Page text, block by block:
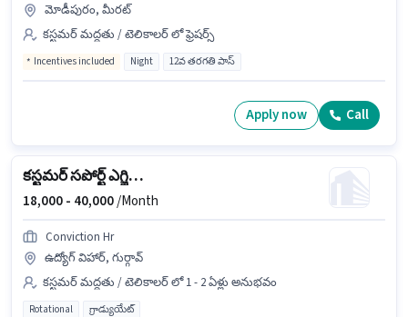
మోడీపురం, మీరట్
కస్టమర్ మద్దతు / టెలికాలర్ లో ఫ్రెషర్స్
Incentives included Night 12వ తరగతి పాస్
Apply now Call
కస్టమర్ సపోర్ట్ ఎగ్జిక్యూటివ్
18,000 - 40,000/Month
Conviction Hr
ఉద్యోగ్ విహార్, గుర్గావ్
కస్టమర్ మద్దతు / టెలికాలర్ లో 1 - 2 ఏళ్లు అనుభవం
Rotational గ్రాడ్యుయేట్